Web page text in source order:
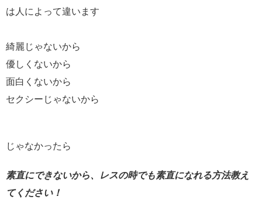
は人によって違います
綺麗じゃないから
優しくないから
面白くないから
セクシーじゃないから
じゃなかったら
素直にできないから、レスの時でも素直になれる方法教え
てください！